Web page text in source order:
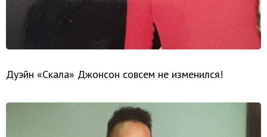
Дуэйн «Скала» Джонсон совсем не изменился!